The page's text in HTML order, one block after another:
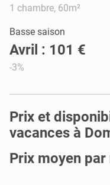
1 chambre, 60m²
Basse saison
Avril : 101 €
-3%
Prix et
vacances à
Prix moyen